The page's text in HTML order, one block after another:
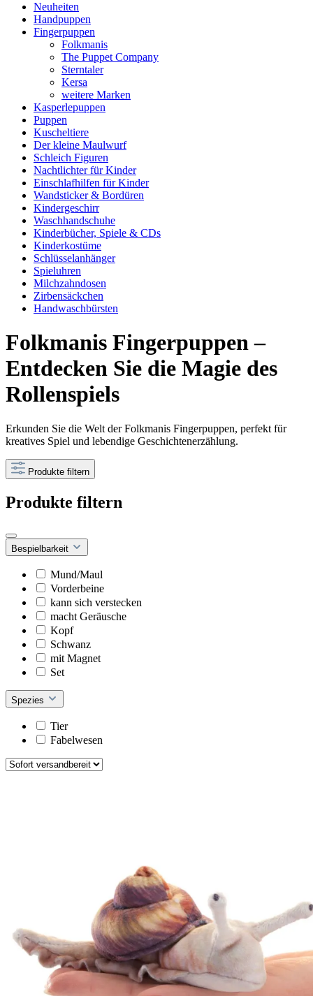
Neuheiten
Handpuppen
Fingerpuppen
Folkmanis
The Puppet Company
Sterntaler
Kersa
weitere Marken
Kasperlepuppen
Puppen
Kuscheltiere
Der kleine Maulwurf
Schleich Figuren
Nachtlichter für Kinder
Einschlafhilfen für Kinder
Wandsticker & Bordüren
Kindergeschirr
Waschhandschuhe
Kinderbücher, Spiele & CDs
Kinderkostüme
Schlüsselanhänger
Spieluhren
Milchzahndosen
Zirbensäckchen
Handwaschbürsten
Folkmanis Fingerpuppen –
Entdecken Sie die Magie des
Rollenspiels
Erkunden Sie die Welt der Folkmanis Fingerpuppen, perfekt für
kreatives Spiel und lebendige Geschichtenerzählung.
Produkte filtern
Produkte filtern
Bespielbarkeit
Mund/Maul
Vorderbeine
kann sich verstecken
macht Geräusche
Kopf
Schwanz
mit Magnet
Set
Spezies
Tier
Fabelwesen